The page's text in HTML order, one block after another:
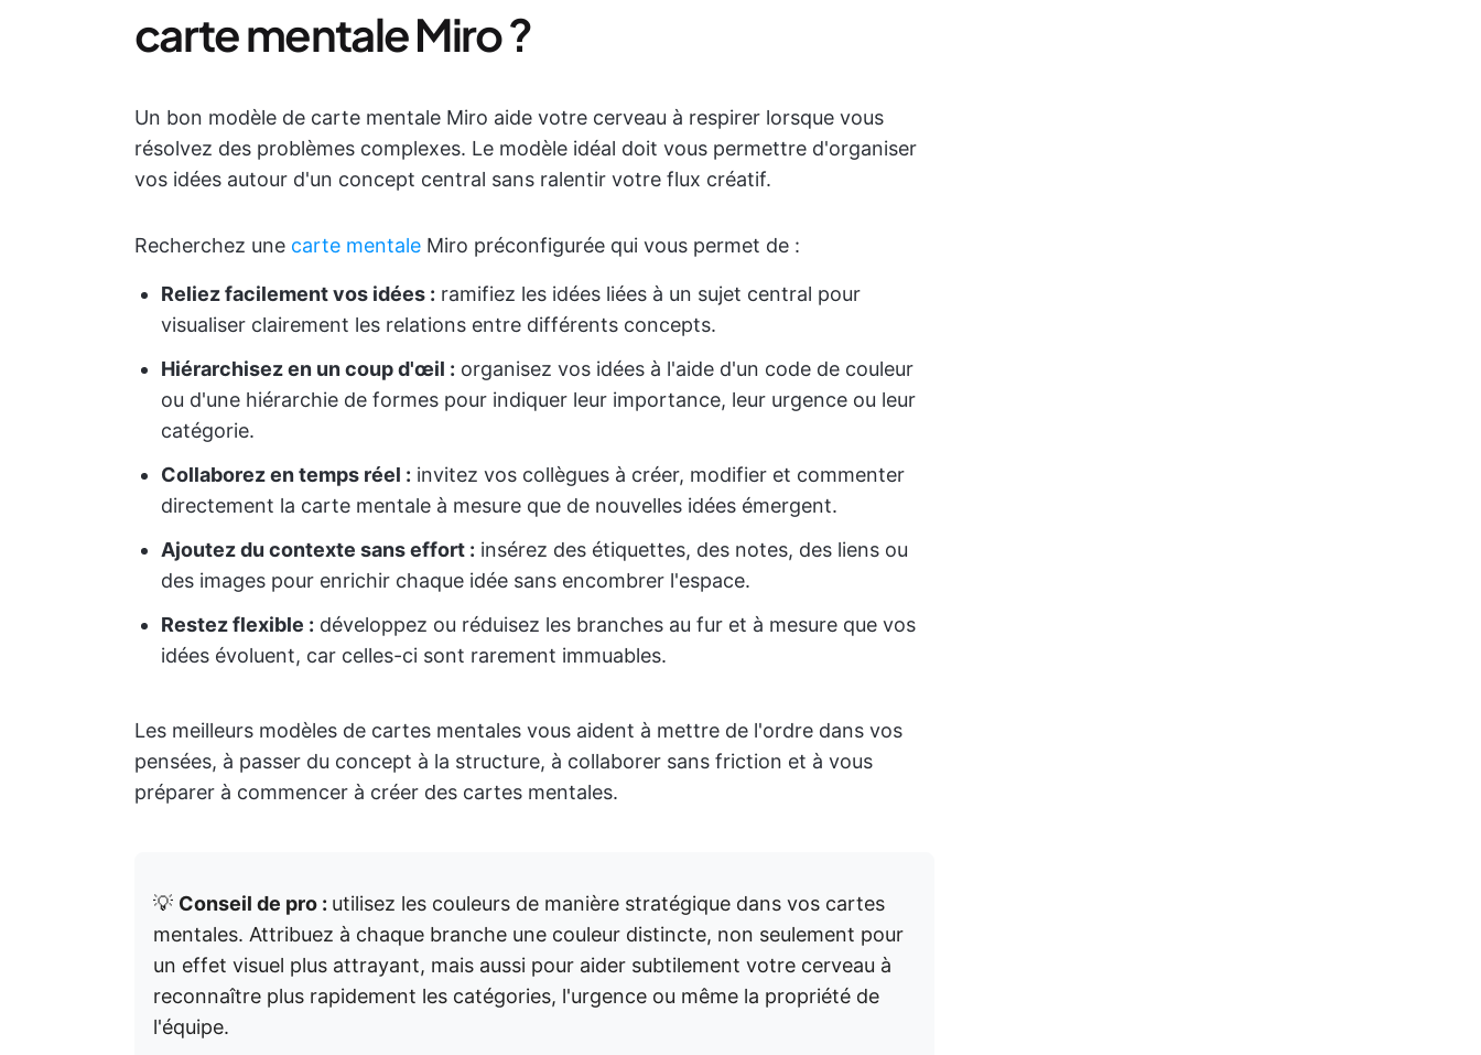
carte mentale Miro ?
Un bon modèle de carte mentale Miro aide votre cerveau à respirer lorsque vous
résolvez des problèmes complexes. Le modèle idéal doit vous permettre d'organiser
vos idées autour d'un concept central sans ralentir votre flux créatif.
Recherchez une carte mentale Miro préconfigurée qui vous permet de :
Reliez facilement vos idées : ramifiez les idées liées à un sujet central pour
visualiser clairement les relations entre différents concepts.
Hiérarchisez en un coup d'œil : organisez vos idées à l'aide d'un code de couleur
ou d'une hiérarchie de formes pour indiquer leur importance, leur urgence ou leur
catégorie.
Collaborez en temps réel : invitez vos collègues à créer, modifier et commenter
directement la carte mentale à mesure que de nouvelles idées émergent.
Ajoutez du contexte sans effort : insérez des étiquettes, des notes, des liens ou
des images pour enrichir chaque idée sans encombrer l'espace.
Restez flexible : développez ou réduisez les branches au fur et à mesure que vos
idées évoluent, car celles-ci sont rarement immuables.
Les meilleurs modèles de cartes mentales vous aident à mettre de l'ordre dans vos
pensées, à passer du concept à la structure, à collaborer sans friction et à vous
préparer à commencer à créer des cartes mentales.
💡 Conseil de pro : utilisez les couleurs de manière stratégique dans vos cartes
mentales. Attribuez à chaque branche une couleur distincte, non seulement pour
un effet visuel plus attrayant, mais aussi pour aider subtilement votre cerveau à
reconnaître plus rapidement les catégories, l'urgence ou même la propriété de
l'équipe.